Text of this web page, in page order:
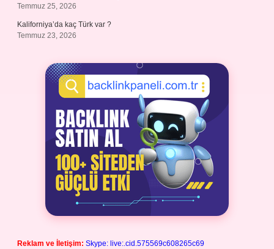
Temmuz 25, 2026
Kaliforniya’da kaç Türk var ?
Temmuz 23, 2026
Reklam ve İletişim: Skype: live:.cid.575569c608265c69